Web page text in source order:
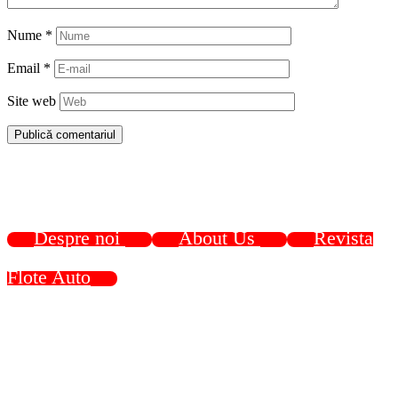
Nume *
Email *
Site web
Despre noi About Us
Revista
Flote Auto